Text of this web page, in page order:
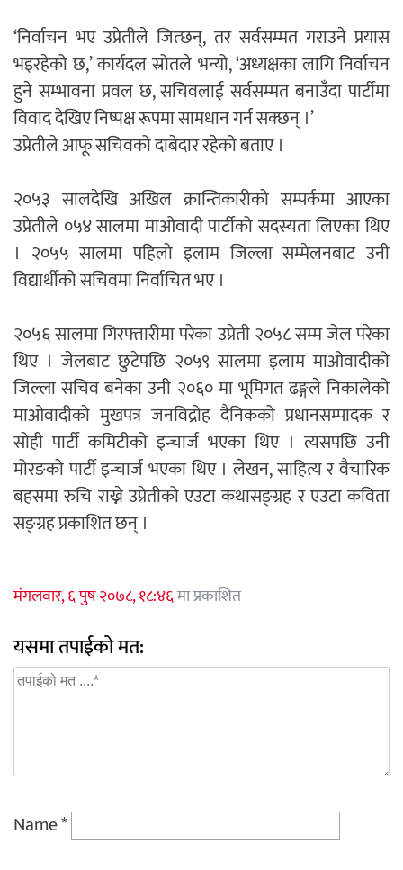
‘निर्वाचन भए उप्रेतीले जित्छन्, तर सर्वसम्मत गराउने प्रयास
भइरहेको छ,’ कार्यदल स्रोतले भन्यो, ‘अध्यक्षका लागि निर्वाचन
हुने सम्भावना प्रवल छ, सचिवलाई सर्वसम्मत बनाउँदा पार्टीमा
विवाद देखिए निष्पक्ष रूपमा सामधान गर्न सक्छन् ।’
उप्रेतीले आफू सचिवको दाबेदार रहेको बताए ।
२०५३ सालदेखि अखिल क्रान्तिकारीको सम्पर्कमा आएका
उप्रेतीले ०५४ सालमा माओवादी पार्टीको सदस्यता लिएका थिए
। २०५५ सालमा पहिलो इलाम जिल्ला सम्मेलनबाट उनी
विद्यार्थीको सचिवमा निर्वाचित भए ।
२०५६ सालमा गिरफ्तारीमा परेका उप्रेती २०५८ सम्म जेल परेका
थिए । जेलबाट छुटेपछि २०५९ सालमा इलाम माओवादीको
जिल्ला सचिव बनेका उनी २०६० मा भूमिगत ढङ्गले निकालेको
माओवादीको मुखपत्र जनविद्रोह दैनिकको प्रधानसम्पादक र
सोही पार्टी कमिटीको इन्चार्ज भएका थिए । त्यसपछि उनी
मोरङको पार्टी इन्चार्ज भएका थिए । लेखन, साहित्य र वैचारिक
बहसमा रुचि राख्ने उप्रेतीको एउटा कथासङ्ग्रह र एउटा कविता
सङ्ग्रह प्रकाशित छन् ।
मंगलवार, ६ पुष २०७८, १८:४६मा प्रकाशित
यसमा तपाईको मत:
Name*